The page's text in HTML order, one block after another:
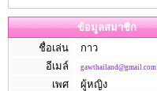
ข้อมูลสมาชิก
ชื่อเล่น
กาว
อีเมล์
gawthailand@gmail.com
เพศ
ผู้หญิง